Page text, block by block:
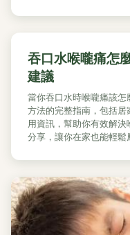
吞口水喉嚨痛怎
建議
當你吞口水時喉嚨痛該
方法的完整指南，包括
用資訊，幫助你有效解
分享，讓你在家也能輕鬆